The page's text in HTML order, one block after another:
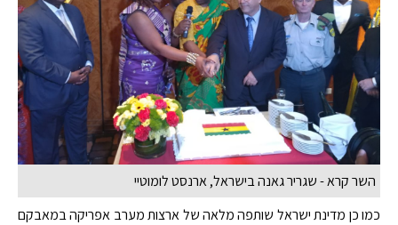
השר קרא - שגריר גאנה בישראל, ארנסט לומוטיי
כמו כן מדינת ישראל שותפה מלאה של ארצות מערב אפריקה במאבקם